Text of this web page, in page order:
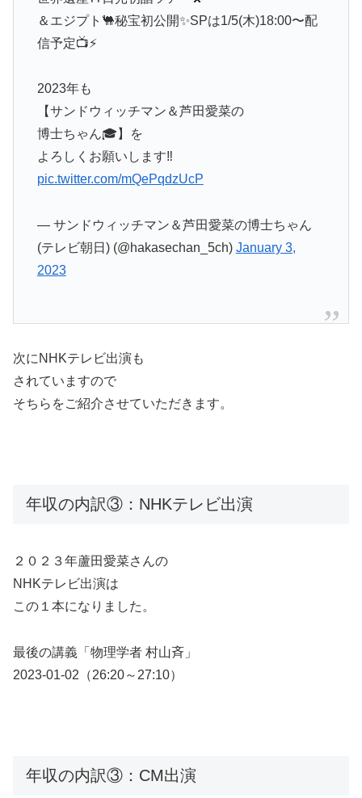
＆エジプト🐫秘宝初公開✨SPは1/5(木)18:00〜配
信予定📺⚡️
2023年も
【サンドウィッチマン＆芦田愛菜の
博士ちゃん🎓】を
よろしくお願いします‼️
pic.twitter.com/mQePqdzUcP
— サンドウィッチマン＆芦田愛菜の博士ちゃん
(テレビ朝日) (@hakasechan_5ch) January 3,
2023
次にNHKテレビ出演も
されていますので
そちらをご紹介させていただきます。
年収の内訳③：NHKテレビ出演
２０２３年蘆田愛菜さんの
NHKテレビ出演は
この１本になりました。
最後の講義「物理学者 村山斉」
2023-01-02（26:20～27:10）
年収の内訳③：CM出演